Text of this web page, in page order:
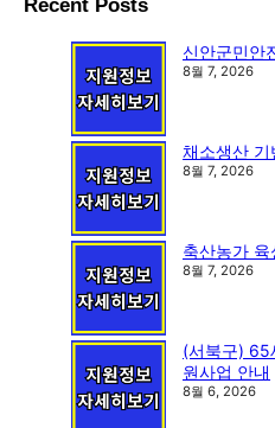
Recent Posts
신안군민안
8월 7, 2026
채소생산
8월 7, 2026
축산농가
8월 7, 2026
(서북구) 65
원사업 안내
8월 6, 2026